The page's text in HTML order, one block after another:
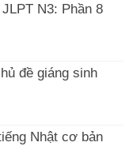
N3: Phần 8
đề giáng sinh
Nhật cơ bản